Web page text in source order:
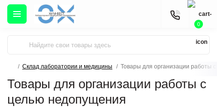
0
Склад лаборатории и медицины Товары для организации работы
Товары для организации работы с
целью недопущения